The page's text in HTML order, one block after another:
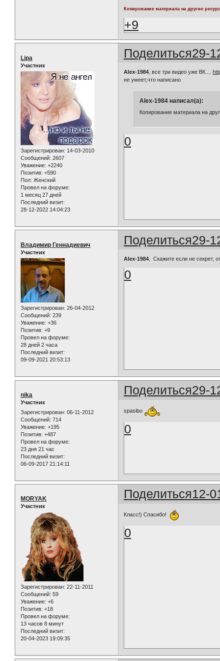
Копирование материала на другие
+9
Поделиться29-
Lipa
Участник
Зарегистрирован: 14-03-2010
Сообщений: 2607
Уважение: +2240
Позитив: +590
Пол: Женский
Провел на форуме:
1 месяц 27 дней
Последний визит:
28-12-2022 14:04:23
Alex-1984 , все три видео уже ВК....
не умеет,что написано
Alex-1984 написал(а):
Копирование материала на
0
Поделиться29-
Владимир Геннадиевич
Участник
Зарегистрирован: 26-04-2012
Сообщений: 239
Уважение: +36
Позитив: +9
Провел на форуме:
28 дней 2 часа
Последний визит:
09-09-2021 20:53:13
Alex-1984, Скажите если не секрет,
0
Поделиться29-
nika
Участник
Зарегистрирован: 06-11-2012
Сообщений: 714
Уважение: +195
Позитив: +487
Провел на форуме:
23 дня 21 час
Последний визит:
06-09-2017 21:14:11
spasibo
0
Поделиться12-
MORYAK
Участник
Зарегистрирован: 22-11-2011
Сообщений: 59
Уважение: +6
Позитив: +18
Провел на форуме:
13 часов 8 минут
Последний визит:
20-04-2023 19:09:35
Класс!) Спасибо!
0